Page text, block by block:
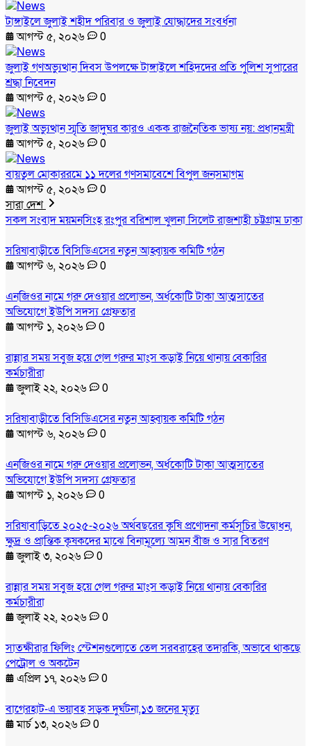
টাঙ্গাইলে জুলাই শহীদ পরিবার ও জুলাই যোদ্ধাদের সংবর্ধনা
আগস্ট ৫, ২০২৬
0
জুলাই গণঅভ্যুত্থান দিবস উপলক্ষে টাঙ্গাইলে শহিদদের প্রতি পুলিশ সুপারের
শ্রদ্ধা নিবেদন
আগস্ট ৫, ২০২৬
0
জুলাই অভ্যুত্থান স্মৃতি জাদুঘর কারও একক রাজনৈতিক ভাষ্য নয়: প্রধানমন্ত্রী
আগস্ট ৫, ২০২৬
0
বায়তুল মোকাররমে ১১ দলের গণসমাবেশে বিপুল জনসমাগম
আগস্ট ৫, ২০২৬
0
সারা দেশ
সকল সংবাদময়মনসিংহরংপুরবরিশালখুলনাসিলেটরাজশাহীচট্টগ্রামঢাকা
সরিষাবাড়ীতে বিসিডিএসের নতুন আহ্বায়ক কমিটি গঠন
আগস্ট ৬, ২০২৬
0
এনজিওর নামে গরু দেওয়ার প্রলোভন, অর্ধকোটি টাকা আত্মসাতের
অভিযোগে ইউপি সদস্য গ্রেফতার
আগস্ট ১, ২০২৬
0
রান্নার সময় সবুজ হয়ে গেল গরুর মাংস কড়াই নিয়ে থানায় বেকারির
কর্মচারীরা
জুলাই ২২, ২০২৬
0
সরিষাবাড়ীতে বিসিডিএসের নতুন আহ্বায়ক কমিটি গঠন
আগস্ট ৬, ২০২৬
0
এনজিওর নামে গরু দেওয়ার প্রলোভন, অর্ধকোটি টাকা আত্মসাতের
অভিযোগে ইউপি সদস্য গ্রেফতার
আগস্ট ১, ২০২৬
0
সরিষাবাড়িতে ২০২৫-২০২৬ অর্থবছরের কৃষি প্রণোদনা কর্মসূচির উদ্বোধন,
ক্ষুদ্র ও প্রান্তিক কৃষকদের মাঝে বিনামূল্যে আমন বীজ ও সার বিতরণ
জুলাই ৩, ২০২৬
0
রান্নার সময় সবুজ হয়ে গেল গরুর মাংস কড়াই নিয়ে থানায় বেকারির
কর্মচারীরা
জুলাই ২২, ২০২৬
0
সাতক্ষীরার ফিলিং স্টেশনগুলোতে তেল সরবরাহের তদারকি, অভাবে থাকছে
পেট্রোল ও অকটেন
এপ্রিল ১৭, ২০২৬
0
বাগেরহাট-এ ভয়াবহ সড়ক দুর্ঘটনা,১৩ জনের মৃত্যু
মার্চ ১৩, ২০২৬
0